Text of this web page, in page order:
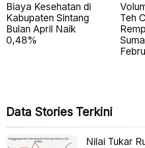
Biaya Kesehatan di
Kabupaten Sintang
Bulan April Naik
0,48%
Teh
Data Stories Terkini
Nilai Tukar